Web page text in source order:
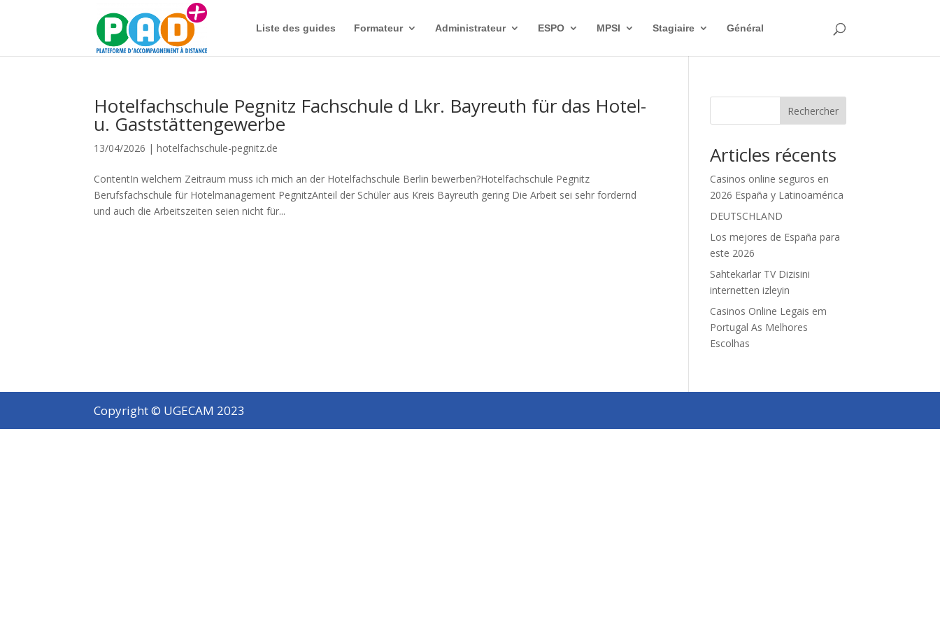
Liste des guides Formateur Administrateur ESPO MPSI Stagiaire Général
Hotelfachschule Pegnitz Fachschule d Lkr. Bayreuth für das Hotel-
u. Gaststättengewerbe
13/04/2026 |hotelfachschule-pegnitz.de
ContentIn welchem Zeitraum muss ich mich an der Hotelfachschule Berlin bewerben?Hotelfachschule Pegnitz
Berufsfachschule für Hotelmanagement PegnitzAnteil der Schüler aus Kreis Bayreuth gering Die Arbeit sei sehr fordernd
und auch die Arbeitszeiten seien nicht für...
Rechercher
Articles récents
Casinos online seguros en
2026 España y Latinoamérica
DEUTSCHLAND
Los mejores de España para
este 2026
Sahtekarlar TV Dizisini
internetten izleyin
Casinos Online Legais em
Portugal As Melhores
Escolhas
Copyright © UGECAM 2023